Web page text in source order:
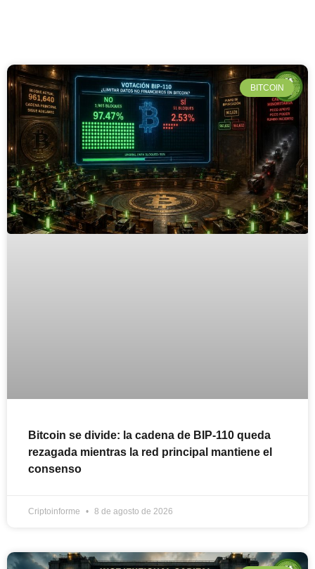
BITCOIN
Bitcoin se divide: la cadena de BIP-110 queda
rezagada mientras la red principal mantiene el
consenso
Criptoinforme 8 de agosto de 2026